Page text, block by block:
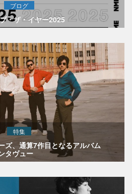
ブログ
・ザ・イヤー2025
特集
ズ、通算7作目となるアルバム
タヴュー